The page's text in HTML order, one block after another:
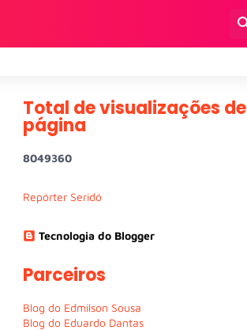
Total de visualizações de
página
8049360
Repórter Seridó
Tecnologia do Blogger
Parceiros
Blog do Edmilson Sousa
Blog do Eduardo Dantas